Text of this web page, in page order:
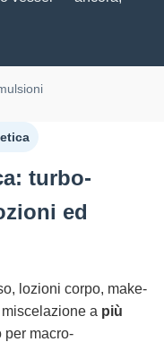
turbo-
ed
lozioni corpo, make-
a più
per macro-